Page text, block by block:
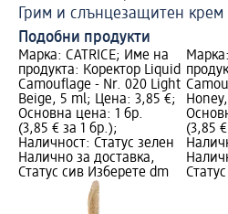
Грим и слънцезащитен крем
Подобни продукти
Марка: CATRICE; Име на
продукта: Коректор Liquid
Camouflage - Nr. 020 Light
Beige, 5 ml; Цена: 3,85 €;
Основна цена: 1 бр.
(3,85 € за 1 бр.);
Наличност: Статус зелен
Налично за доставка,
Статус сив Изберете dm
(3,85